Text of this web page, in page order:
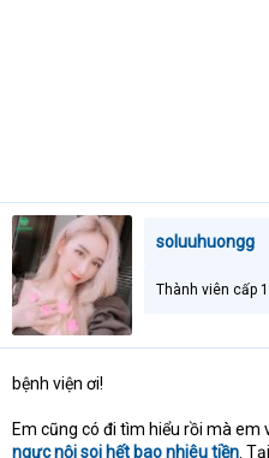
soluuhuongg
Thành viên cấp 1
bệnh viện ơi!
Em cũng có đi tìm hiểu rồi mà em
ngực nội soi hết bao nhiêu tiền.